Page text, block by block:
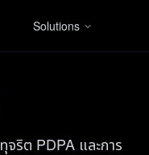
Solutions
จริต PDPA และการ